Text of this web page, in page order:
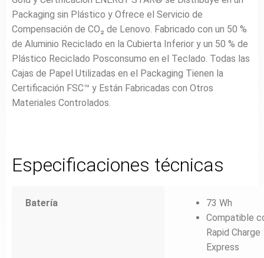
Packaging sin Plástico y Ofrece el Servicio de
Compensación de CO₂ de Lenovo. Fabricado con un 50 %
de Aluminio Reciclado en la Cubierta Inferior y un 50 % de
Plástico Reciclado Posconsumo en el Teclado. Todas las
Cajas de Papel Utilizadas en el Packaging Tienen la
Certificación FSC™ y Están Fabricadas con Otros
Materiales Controlados.
Especificaciones técnicas
Batería
73 Wh
Compatible
Rapid Charge
Express